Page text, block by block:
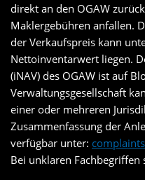
direkt an den OGAW
Maklergebühren anfallen.
der Verkaufspreis kann
Nettoinventarwert liegen.
(iNAV) des OGAW ist auf
Verwaltungsgesellschaft
einer oder mehreren
Zusammenfassung der
verfügbar unter:
Bei unklaren Fachbegriffen